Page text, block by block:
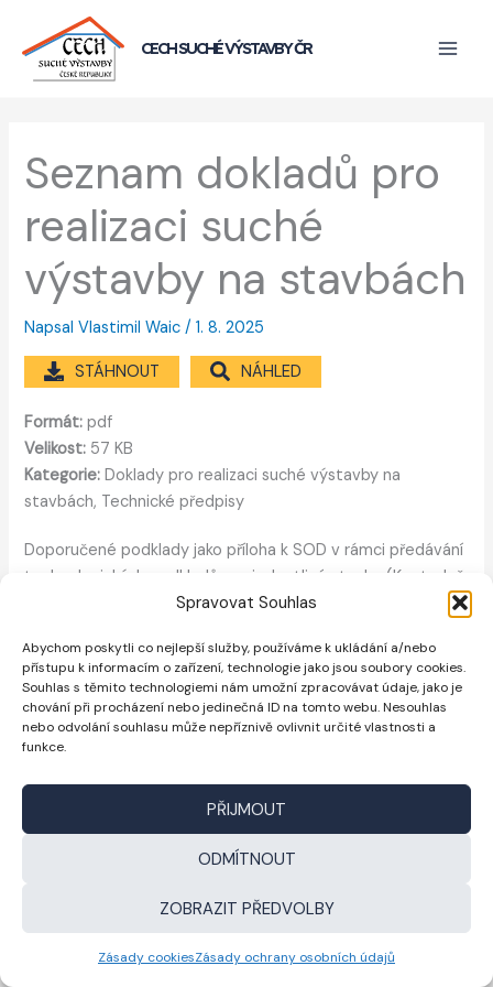
Spravovat Souhlas
Abychom poskytli co nejlepší služby, používáme k ukládání a/nebo
přístupu k informacím o zařízení, technologie jako jsou soubory cookies.
Souhlas s těmito technologiemi nám umožní zpracovávat údaje, jako je
chování při procházení nebo jedinečná ID na tomto webu. Nesouhlas
nebo odvolání souhlasu může nepříznivě ovlivnit určité vlastnosti a
funkce.
PŘIJMOUT
ODMÍTNOUT
ZOBRAZIT PŘEDVOLBY
Zásady cookiesZásady ochrany osobních údajů
obsah
CECH SUCHÉ VÝSTAVBY ČR
Seznam dokladů pro
realizaci suché
výstavby na stavbách
NapsalVlastimil Waic/1. 8. 2025
Doporučené podklady jako příloha k SOD v rámci předávání
technologických podkladů pro jednotlivé stavby (Kontrolně
zkušebního plánu – KZP)
STÁHNOUT NÁHLED
Formát:pdf
Velikost: 57 KB
Kategorie:Doklady pro realizaci suché výstavby na
stavbách, Technické předpisy
←Předchozí Document Další Document
Zásady cookies
Zásady ochrany osobních údajů